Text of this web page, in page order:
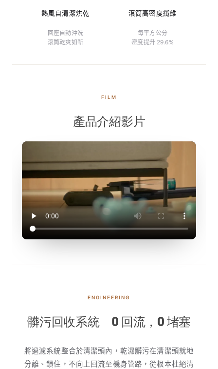
熱風自清潔烘乾
回座自動沖洗
滾筒乾爽如新
滾筒高密度纖維
每平方公分
密度提升 29.6%
FILM
產品介紹影片
ENGINEERING
髒污回收系統 0 回流，0 堵塞
將過濾系統整合於清潔頭內，乾濕髒污在清潔頭就地
分離、鎖住，不向上回流至機身管路，從根本杜絕清